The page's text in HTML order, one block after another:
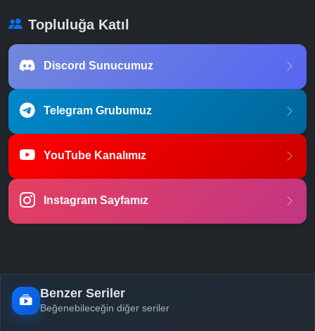
Topluluğa Katıl
Discord Sunucumuz
Telegram Grubumuz
YouTube Kanalımız
Instagram Sayfamız
Benzer Seriler
Beğenebileceğin diğer seriler